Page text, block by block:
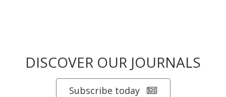
DISCOVER OUR JOURNALS
Subscribe today